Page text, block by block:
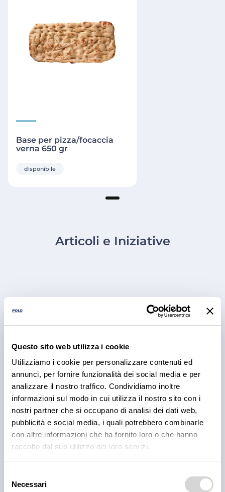
Questo sito web utilizza i cookie
Utilizziamo i cookie per personalizzare contenuti ed
annunci, per fornire funzionalità dei social media e per
analizzare il nostro traffico. Condividiamo inoltre
informazioni sul modo in cui utilizza il nostro sito con i
nostri partner che si occupano di analisi dei dati web,
pubblicità e social media, i quali potrebbero combinarle
con altre informazioni che ha fornito loro o che hanno
raccolto dal suo utilizzo dei loro servizi.
delNecessari
Base per pizza/focaccia
verna 650 gr
disponibile
Articoli e Iniziative
RICETTE
BBQ Ribs: come preparare e
cuocere le costine di maiale
Scopri come preparare e cuocere le BBQ ribs per il
tuo locale, dal rub alla cottura e confronta le
proposte fresche e precotte nel catalogo Polo.
3 ago 2026